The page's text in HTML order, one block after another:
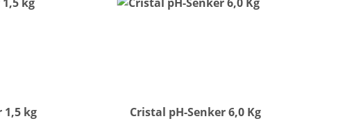
1,5 kg Cristal pH-Senker 6,0 Kg